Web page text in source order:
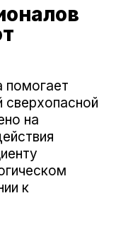
помогает
сверхопасной
на
к